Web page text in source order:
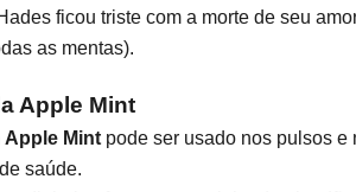
ficou triste com a morte de seu
as mentas).
Apple Mint
Apple Mint pode ser usado nos pulsos e
saúde.